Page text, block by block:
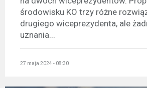
środowisku KO trzy różne
drugiego wiceprezydenta, ale
uznania...
27 maja 2024 - 08:30